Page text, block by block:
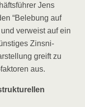
Jens
“Bele­bung auf
ver­weist auf ein
Zins­ni­
greift zu
aus.